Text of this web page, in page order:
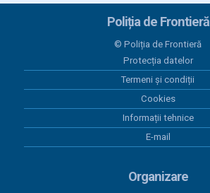
23 septembrie 2025
Lista cu venituri salariale august 2025
19 septembrie 2025
Lista cu venituri salariale august 2025
20 august 2025
Lista cu venituri salariale iulie 2025
Poliția de Frontieră
© Poliția de Frontieră
Protecția datelor
Termeni și condiții
Cookies
Informații tehnice
E-mail
Organizare